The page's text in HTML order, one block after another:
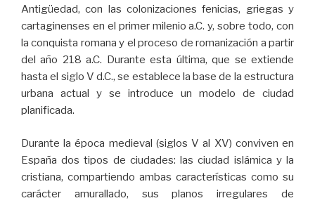
Antigüedad, con las colonizaciones fenicias, griegas y
cartaginenses en el primer milenio a.C. y, sobre todo, con
la conquista romana y el proceso de romanización a partir
del año 218 a.C. Durante esta última, que se extiende
hasta el siglo V d.C., se establece la base de la estructura
urbana actual y se introduce un modelo de ciudad
planificada.
Durante la época medieval (siglos V al XV) conviven en
España dos tipos de ciudades: las ciudad islámica y la
cristiana, compartiendo ambas características como su
carácter amurallado, sus planos irregulares de